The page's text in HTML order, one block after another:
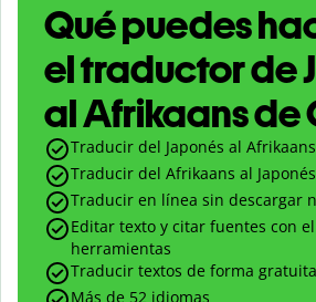
Qué puedes
el traductor de
al Afrikaans de
Traducir del Japonés al Afrikaans
Traducir del Afrikaans al Japonés
Traducir en línea sin descargar
Editar texto y citar fuentes con
herramientas
Traducir textos de forma gratuita
Más de 52 idiomas